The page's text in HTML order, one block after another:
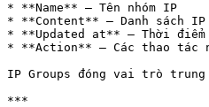
* **Name** – Tên nhóm IP
* **Content** – Danh sách IP
* **Updated at** – Thời điểm
* **Action** – Các thao tác
IP Groups đóng vai trò
***